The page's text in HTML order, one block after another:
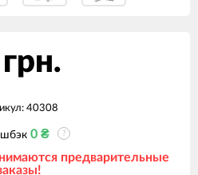
40308
0 ₴ ?
предварительные